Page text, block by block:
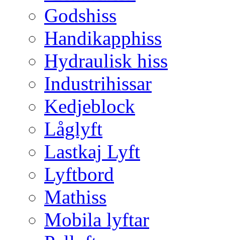
Godshiss
Handikapphiss
Hydraulisk hiss
Industrihissar
Kedjeblock
Låglyft
Lastkaj Lyft
Lyftbord
Mathiss
Mobila lyftar